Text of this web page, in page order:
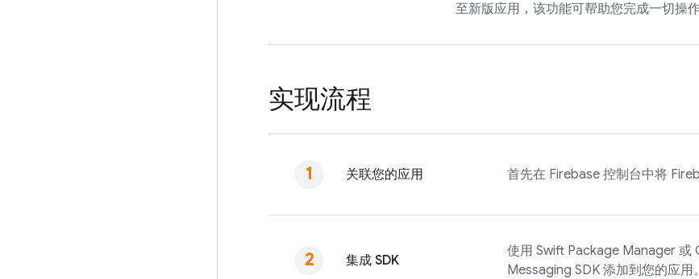
至新版应用，该功能可帮助您完成一切操作
实现流程
关联您的应用 首先在 Firebase 控制台中将
集成 SDK
使用 Swift Package Manager 或
Messaging SDK 添加到您的应用。